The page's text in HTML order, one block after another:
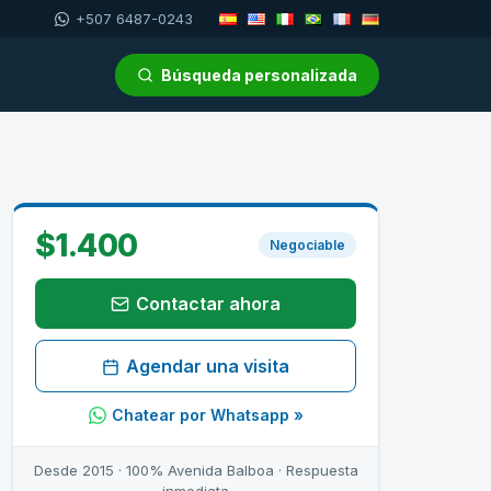
+507 6487-0243
Búsqueda personalizada
$1.400 Negociable
Contactar ahora
Agendar una visita
Chatear por Whatsapp »
Desde 2015 · 100% Avenida Balboa · Respuesta